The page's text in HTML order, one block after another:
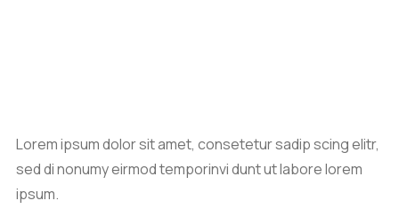
Lorem ipsum dolor sit amet, consetetur sadip scing elitr,
sed di nonumy eirmod temporinvi dunt ut labore lorem
ipsum.